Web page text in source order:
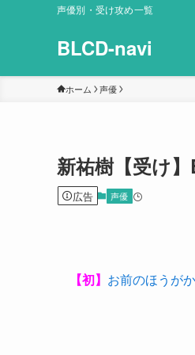
声優別・受け攻め一覧
BLCD-navi
ホーム 声優
新祐樹【受け
広告 声優
【初】 お前のほうが